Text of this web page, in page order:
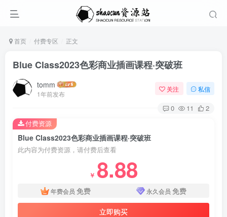
首页 付费专区 正文
Blue Class2023色彩商业插画课程·突破班
tomm
1年前发布
关注 私信
0 11 2
Blue Class2023色彩商业插画课程·突破班
此内容为付费资源，请付费后查看
￥ 8.88
年费会员 免费 永久会员 免费
立即购买
付费资源